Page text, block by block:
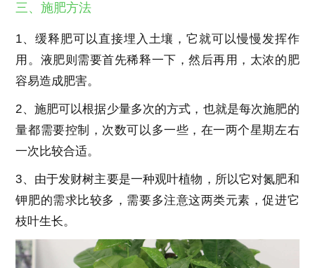
三、施肥方法
1、缓释肥可以直接埋入土壤，它就可以慢慢发挥作
用。液肥则需要首先稀释一下，然后再用，太浓的肥
容易造成肥害。
2、施肥可以根据少量多次的方式，也就是每次施肥的
量都需要控制，次数可以多一些，在一两个星期左右
一次比较合适。
3、由于发财树主要是一种观叶植物，所以它对氮肥和
钾肥的需求比较多，需要多注意这两类元素，促进它
枝叶生长。